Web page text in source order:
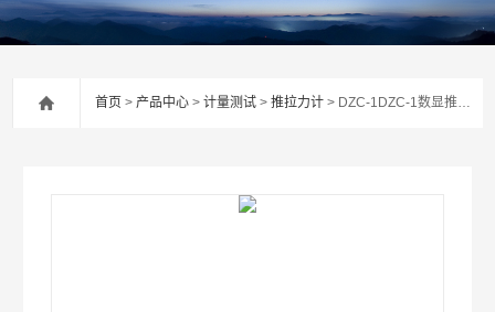
首页 >产品中心 >计量测试 >推拉力计 > DZC-1DZC-1数显推拉力计